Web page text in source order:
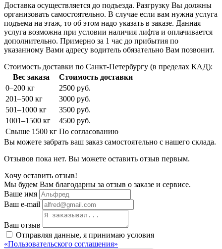
Доставка осуществляется до подъезда. Разгрузку Вы должны
организовать самостоятельно. В случае если вам нужна услуга
подъема на этаж, то об этом надо указать в заказе. Данная
услуга возможна при условии наличия лифта и оплачивается
дополнительно. Примерно за 1 час до прибытия по
указанному Вами адресу водитель обязательно Вам позвонит.
Стоимость доставки по Санкт-Петербургу (в пределах КАД):
Вес заказа
Стоимость доставки
0–200 кг
2500 руб.
201–500 кг
3000 руб.
501–1000 кг
3500 руб.
1001–1500 кг
4500 руб.
Свыше 1500 кг По согласованию
Вы можете забрать ваш заказ самостоятельно с нашего склада.
Отзывов пока нет. Вы можете оставить отзыв первым.
Хочу оставить отзыв!
Мы будем Вам благодарны за отзыв о заказе и сервисе.
Ваше имя
Ваш e-mail
Ваш отзыв
Отправляя данные, я принимаю условия
«Пользовательского соглашения»